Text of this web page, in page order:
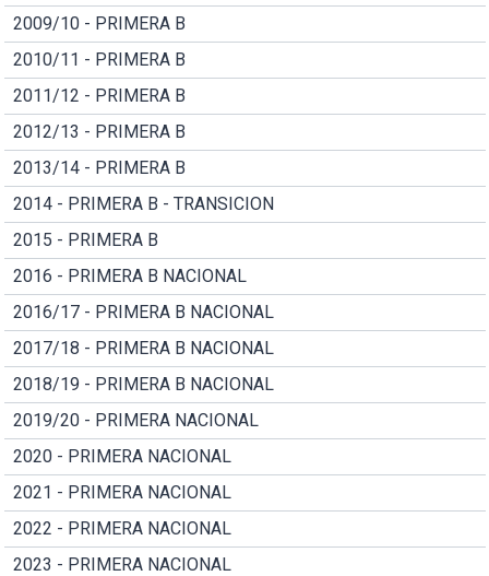
2009/10 - PRIMERA B
2010/11 - PRIMERA B
2011/12 - PRIMERA B
2012/13 - PRIMERA B
2013/14 - PRIMERA B
2014 - PRIMERA B - TRANSICION
2015 - PRIMERA B
2016 - PRIMERA B NACIONAL
2016/17 - PRIMERA B NACIONAL
2017/18 - PRIMERA B NACIONAL
2018/19 - PRIMERA B NACIONAL
2019/20 - PRIMERA NACIONAL
2020 - PRIMERA NACIONAL
2021 - PRIMERA NACIONAL
2022 - PRIMERA NACIONAL
2023 - PRIMERA NACIONAL